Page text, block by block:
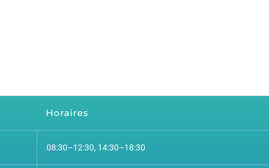
Horaires
08:30–12:30, 14:30–18:30